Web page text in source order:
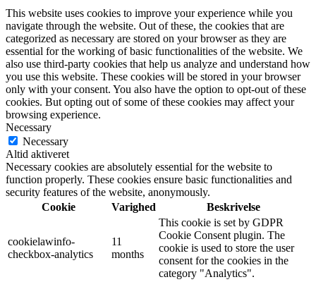
This website uses cookies to improve your experience while you
navigate through the website. Out of these, the cookies that are
categorized as necessary are stored on your browser as they are
essential for the working of basic functionalities of the website. We
also use third-party cookies that help us analyze and understand how
you use this website. These cookies will be stored in your browser
only with your consent. You also have the option to opt-out of these
cookies. But opting out of some of these cookies may affect your
browsing experience.
Necessary
Necessary
Altid aktiveret
Necessary cookies are absolutely essential for the website to
function properly. These cookies ensure basic functionalities and
security features of the website, anonymously.
Cookie
Varighed Beskrivelse
cookielawinfo-
checkbox-analytics
11
months
This cookie is set by GDPR
Cookie Consent plugin. The
cookie is used to store the user
consent for the cookies in the
category "Analytics".